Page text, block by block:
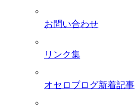
お問い合わせ
リンク集
オセロブログ新着記事